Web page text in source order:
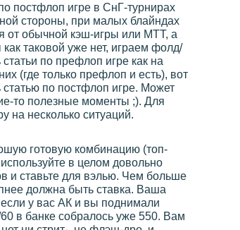
постфлоп игре в СнГ-турнирах
стороны, при малых блайндах
от обычной кэш-игры или МТТ, а
таковой уже нет, играем фолд/
по префлоп игре как на
(где только префлоп и есть), вот
по постфлоп игре. Может
то полезные моменты ;). Для
на несколько ситуаций.
готовую комбинацию (топ-
в целом довольно
и ставьте для вэлью. Чем больше
должна быть ставка. Ваша
у вас АК и вы поднимали
в банке собралось уже 550. Вам